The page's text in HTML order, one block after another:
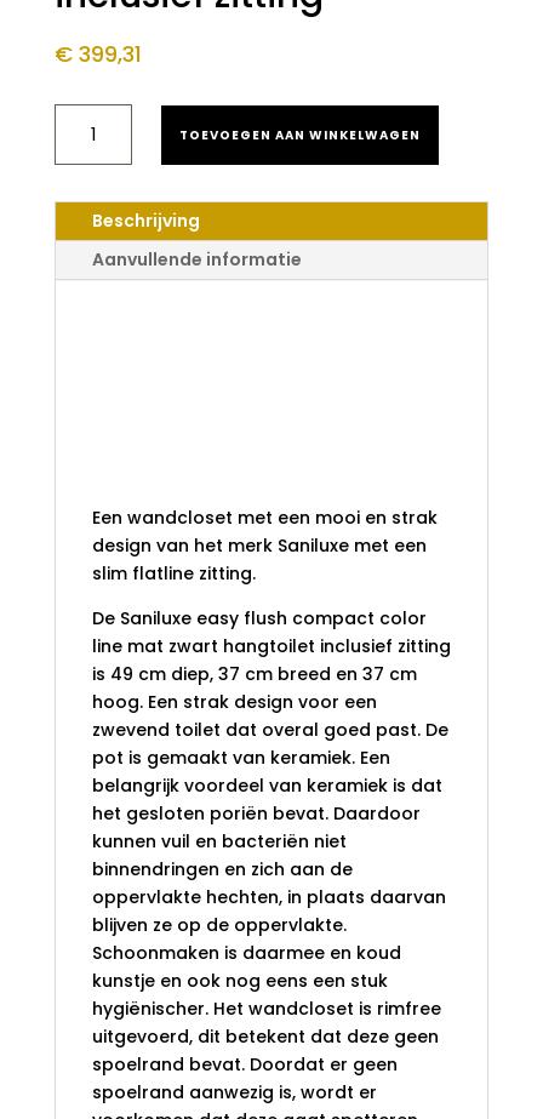
€399,31
FLUSH
COLOR
ZWART HANGTOILET
TOEVOEGEN AAN WINKELWAGEN
Beschrijving
Aanvullende informatie
Een wandcloset met een mooi en strak
design van het merk Saniluxe met een
slim flatline zitting.
De Saniluxe easy flush compact color
line mat zwart hangtoilet inclusief zitting
is 49 cm diep, 37 cm breed en 37 cm
hoog. Een strak design voor een
zwevend toilet dat overal goed past. De
pot is gemaakt van keramiek. Een
belangrijk voordeel van keramiek is dat
het gesloten poriën bevat. Daardoor
kunnen vuil en bacteriën niet
binnendringen en zich aan de
oppervlakte hechten, in plaats daarvan
blijven ze op de oppervlakte.
Schoonmaken is daarmee en koud
kunstje en ook nog eens een stuk
hygiënischer. Het wandcloset is rimfree
uitgevoerd, dit betekent dat deze geen
spoelrand bevat. Doordat er geen
spoelrand aanwezig is, wordt er